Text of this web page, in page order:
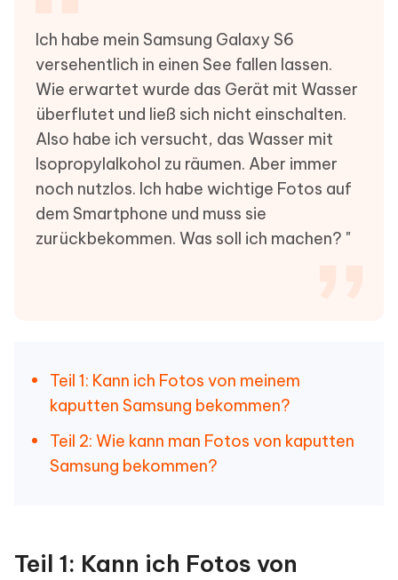
Ich habe mein Samsung Galaxy S6
versehentlich in einen See fallen lassen.
Wie erwartet wurde das Gerät mit Wasser
überflutet und ließ sich nicht einschalten.
Also habe ich versucht, das Wasser mit
Isopropylalkohol zu räumen. Aber immer
noch nutzlos. Ich habe wichtige Fotos auf
dem Smartphone und muss sie
zurückbekommen. Was soll ich machen? "
Teil 1: Kann ich Fotos von meinem
kaputten Samsung bekommen?
Teil 2: Wie kann man Fotos von kaputten
Samsung bekommen?
Teil 1: Kann ich Fotos von